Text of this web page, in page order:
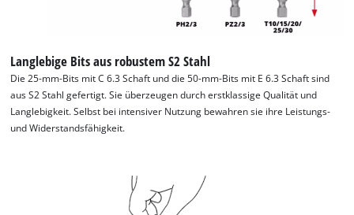
Langlebige Bits aus robustem S2 Stahl
Die 25-mm-Bits mit C 6.3 Schaft und die 50-mm-Bits mit E 6.3 Schaft sind
aus S2 Stahl gefertigt. Sie überzeugen durch erstklassige Qualität und
Langlebigkeit. Selbst bei intensiver Nutzung bewahren sie ihre Leistungs-
und Widerstandsfähigkeit.